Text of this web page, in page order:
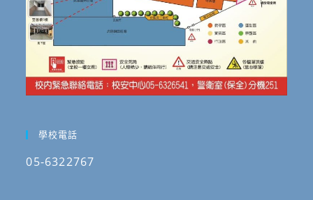
學校電話
05-6322767